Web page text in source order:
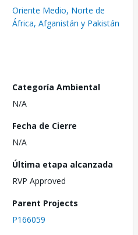
Oriente Medio, Norte de
África, Afganistán y Pakistán
Categoría Ambiental
N/A
Fecha de Cierre
N/A
Última etapa alcanzada
RVP Approved
Parent Projects
P166059